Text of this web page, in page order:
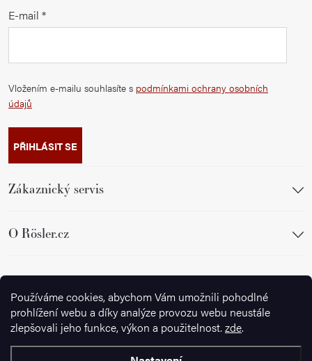
Používáme cookies, abychom Vám umožnili pohodlné
prohlížení webu a díky analýze provozu webu neustále
zlepšovali jeho funkce, výkon a použitelnost. zde.
E-mail
Vložením e-mailu souhlasíte s podmínkami ochrany osobních
údajů
PŘIHLÁSIT SE
Zákaznický servis
O Rösler.cz
Sledujte nás